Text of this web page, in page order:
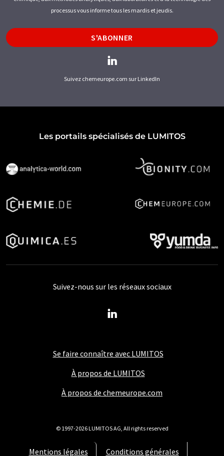
processus vous informe tous les mardis et jeudis.
S'ABONNER
Suivez chemeurope.com sur LinkedIn
Les portails spécialisés de LUMITOS
Se faire connaître avec LUMITOS
À propos de LUMITOS
À propos de chemeurope.com
Mentions légales Conditions générales
Suivez-nous sur les réseaux sociaux
© 1997-2026 LUMITOS AG, All rights reserved